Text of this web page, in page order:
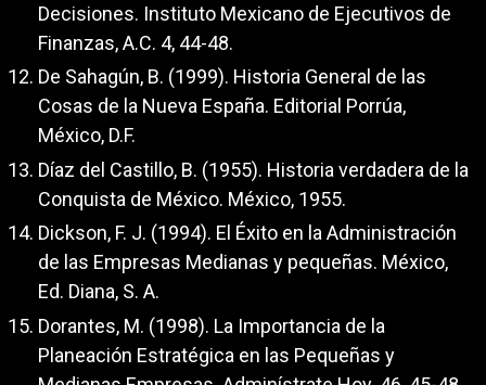
Decisiones. Instituto Mexicano de Ejecutivos de
Finanzas, A.C. 4, 44-48.
De Sahagún, B. (1999). Historia General de las
Cosas de la Nueva España. Editorial Porrúa,
México, D.F.
Díaz del Castillo, B. (1955). Historia verdadera de la
Conquista de México. México, 1955.
Dickson, F. J. (1994). El Éxito en la Administración
de las Empresas Medianas y pequeñas. México,
Ed. Diana, S. A.
Dorantes, M. (1998). La Importancia de la
Planeación Estratégica en las Pequeñas y